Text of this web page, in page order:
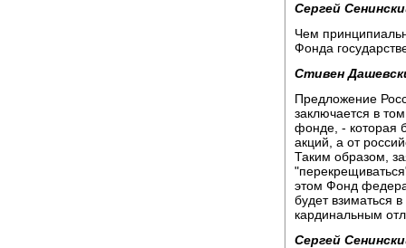
Сергей
Чем
Фонда
Стивен
Предложение
заключается в
фонде, - которая
акций, а от
Таким образом,
этом Фонд
будет взиматься
кардинальным
Сергей